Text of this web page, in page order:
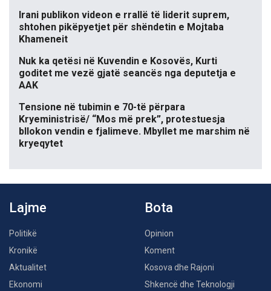
Irani publikon videon e rrallë të liderit suprem,
shtohen pikëpyetjet për shëndetin e Mojtaba
Khameneit
Nuk ka qetësi në Kuvendin e Kosovës, Kurti
goditet me vezë gjatë seancës nga deputetja e
AAK
Tensione në tubimin e 70-të përpara
Kryeministrisë/ “Mos më prek”, protestuesja
bllokon vendin e fjalimeve. Mbyllet me marshim në
kryeqytet
Lajme
Politikë
Kronikë
Aktualitet
Ekonomi
Bota
Opinion
Koment
Kosova dhe Rajoni
Shkencë dhe Teknologji